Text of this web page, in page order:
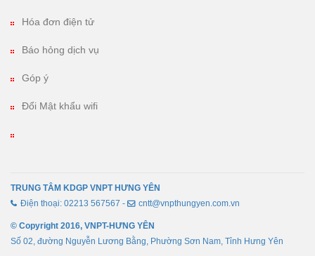
Hóa đơn điện tử
Báo hỏng dịch vụ
Góp ý
Đổi Mật khẩu wifi
TRUNG TÂM KDGP VNPT HƯNG YÊN
Điện thoại: 02213 567567 -
cntt@vnpthungyen.com.vn
© Copyright 2016, VNPT-HƯNG YÊN
Số 02, đường Nguyễn Lương Bằng, Phường Sơn Nam, Tỉnh Hưng Yên